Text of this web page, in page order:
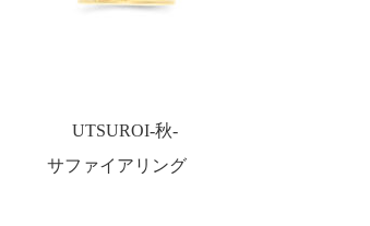
UTSUROI-秋-
サファイアリング